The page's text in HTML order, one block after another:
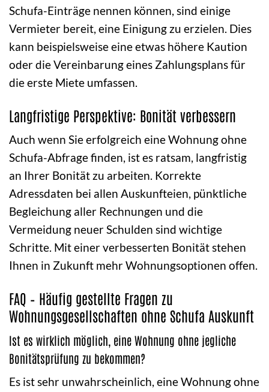
Schufa-Einträge nennen können, sind einige
Vermieter bereit, eine Einigung zu erzielen. Dies
kann beispielsweise eine etwas höhere Kaution
oder die Vereinbarung eines Zahlungsplans für
die erste Miete umfassen.
Langfristige Perspektive: Bonität verbessern
Auch wenn Sie erfolgreich eine Wohnung ohne
Schufa-Abfrage finden, ist es ratsam, langfristig
an Ihrer Bonität zu arbeiten. Korrekte
Adressdaten bei allen Auskunfteien, pünktliche
Begleichung aller Rechnungen und die
Vermeidung neuer Schulden sind wichtige
Schritte. Mit einer verbesserten Bonität stehen
Ihnen in Zukunft mehr Wohnungsoptionen offen.
FAQ – Häufig gestellte Fragen zu
Wohnungsgesellschaften ohne Schufa Auskunft
Ist es wirklich möglich, eine Wohnung ohne jegliche
Bonitätsprüfung zu bekommen?
Es ist sehr unwahrscheinlich, eine Wohnung ohne